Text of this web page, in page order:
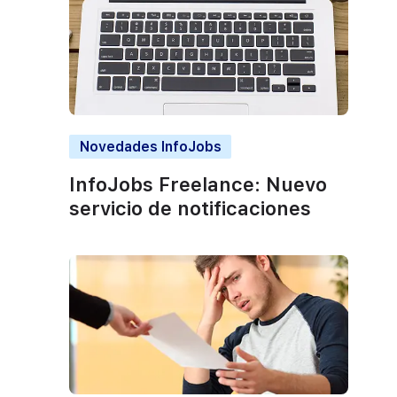
Novedades InfoJobs
InfoJobs Freelance: Nuevo
servicio de notificaciones